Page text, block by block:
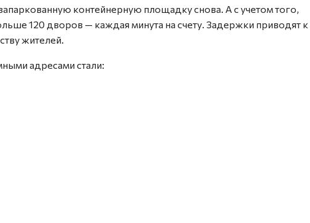
контейнерную площадку снова. А с учетом того,
120 дворов — каждая минута на счету. Задержки приводят к
жителей.
адресами стали: